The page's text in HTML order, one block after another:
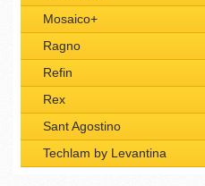
Mosaico+
Ragno
Refin
Rex
Sant Agostino
Techlam by Levantina